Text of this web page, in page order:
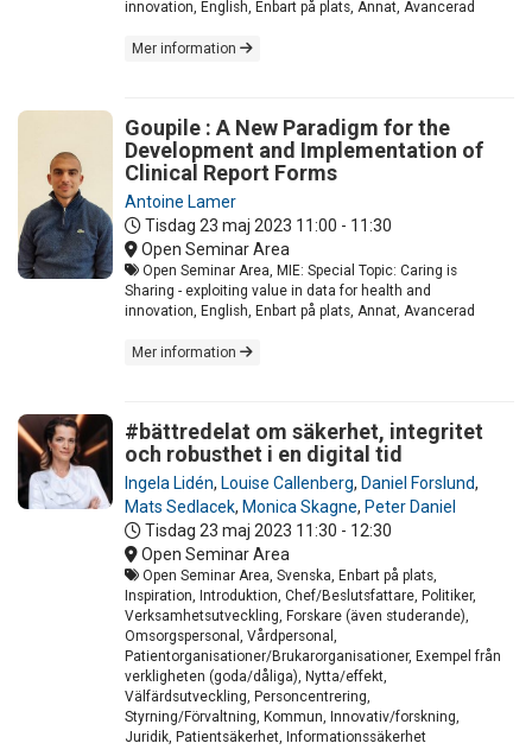
innovation, English, Enbart på plats, Annat, Avancerad
Mer information
Goupile : A New Paradigm for the
Development and Implementation of
Clinical Report Forms
Antoine Lamer
Tisdag 23 maj 2023 11:00 - 11:30
Open Seminar Area
Open Seminar Area, MIE: Special Topic: Caring is
Sharing - exploiting value in data for health and
innovation, English, Enbart på plats, Annat, Avancerad
Mer information
#bättredelat om säkerhet, integritet
och robusthet i en digital tid
Ingela Lidén, Louise Callenberg, Daniel Forslund,
Mats Sedlacek, Monica Skagne, Peter Daniel
Tisdag 23 maj 2023 11:30 - 12:30
Open Seminar Area
Open Seminar Area, Svenska, Enbart på plats,
Inspiration, Introduktion, Chef/Beslutsfattare, Politiker,
Verksamhetsutveckling, Forskare (även studerande),
Omsorgspersonal, Vårdpersonal,
Patientorganisationer/Brukarorganisationer, Exempel från
verkligheten (goda/dåliga), Nytta/effekt,
Välfärdsutveckling, Personcentrering,
Styrning/Förvaltning, Kommun, Innovativ/forskning,
Juridik, Patientsäkerhet, Informationssäkerhet